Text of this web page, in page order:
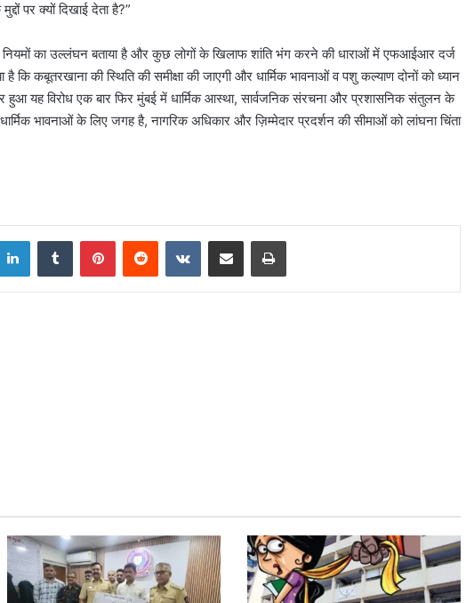
पर क्यों दिखाई देता है?”
नियमों का उल्लंघन बताया है और कुछ लोगों के खिलाफ शांति भंग करने की धाराओं में एफआईआर दर्ज
कि कबूतरखाना की स्थिति की समीक्षा की जाएगी और धार्मिक भावनाओं व पशु कल्याण दोनों को ध्यान
हुआ यह विरोध एक बार फिर मुंबई में धार्मिक आस्था, सार्वजनिक संरचना और प्रशासनिक संतुलन के
भावनाओं के लिए जगह है, नागरिक अधिकार और ज़िम्मेदार प्रदर्शन की सीमाओं को लांघना चिंता